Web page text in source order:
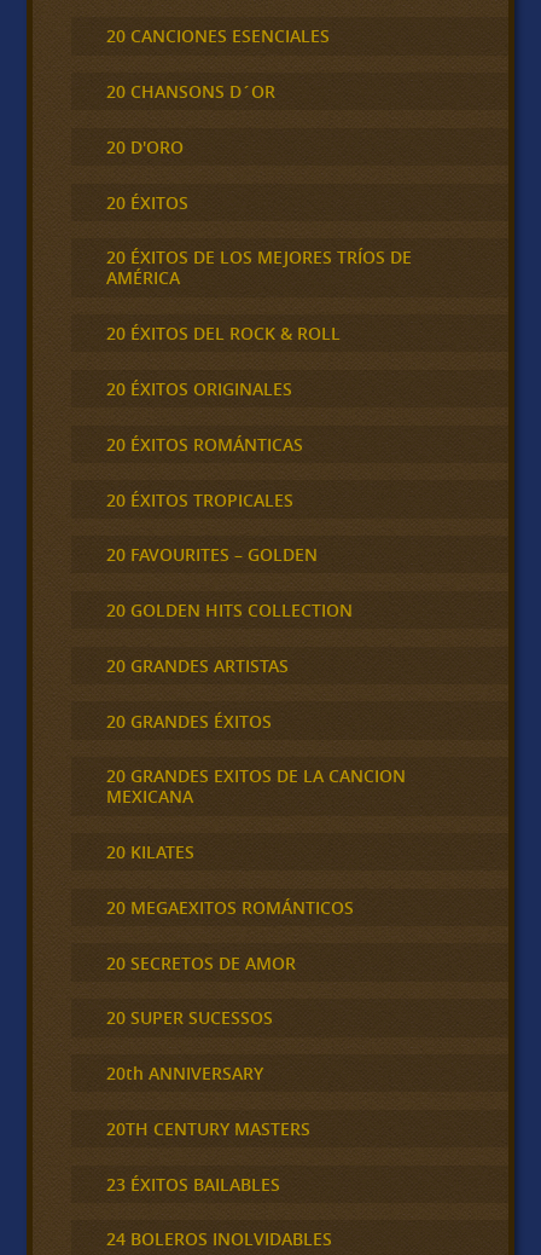
20 CANCIONES ESENCIALES
20 CHANSONS D´OR
20 D'ORO
20 ÉXITOS
20 ÉXITOS DE LOS MEJORES TRÍOS DE
AMÉRICA
20 ÉXITOS DEL ROCK & ROLL
20 ÉXITOS ORIGINALES
20 ÉXITOS ROMÁNTICAS
20 ÉXITOS TROPICALES
20 FAVOURITES – GOLDEN
20 GOLDEN HITS COLLECTION
20 GRANDES ARTISTAS
20 GRANDES ÉXITOS
20 GRANDES EXITOS DE LA CANCION
MEXICANA
20 KILATES
20 MEGAEXITOS ROMÁNTICOS
20 SECRETOS DE AMOR
20 SUPER SUCESSOS
20th ANNIVERSARY
20TH CENTURY MASTERS
23 ÉXITOS BAILABLES
24 BOLEROS INOLVIDABLES